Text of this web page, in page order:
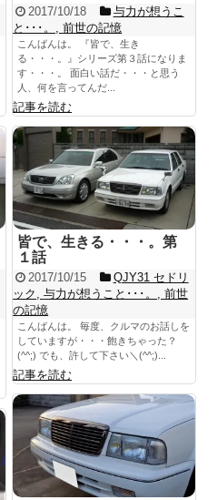
2017/10/18
与力が想うこ
と･･･。
,前世の記憶
こんばんは。 『皆で、生き
る・・・。』シリーズ第３話になりま
す・・・。 面白い話だ・・・と思う
人、何を言ってんだ...
記事を読む
皆で、生きる・・・。第
１話
2017/10/15
QJY31 セドリ
ック
,与力が想うこと･･･。 ,前世
の記憶
こんばんは。 毎度、クルマのお話しを
していますが・・・飽きちゃった？
(^^;) でも、許して下さい＼(^^;)...
記事を読む